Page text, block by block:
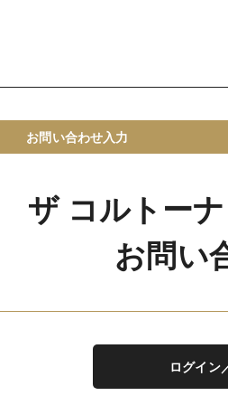
お問い合わせ入力
ザ コルトー
お問い
ログイン